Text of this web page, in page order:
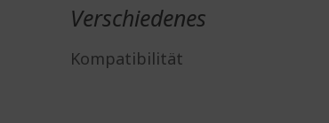
Verschiedenes
Kompatibilität